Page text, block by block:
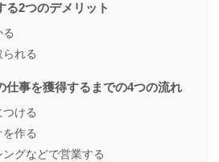
る2つのデメリット
れる
仕事を獲得するまでの4つの流れ
ける
作る
グなどで営業する